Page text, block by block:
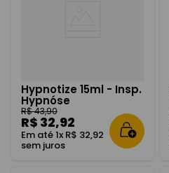
Hypnotize 15ml - Insp.
Hypnóse
R$43,90
R$ 32,92
Em até1x R$ 32,92
sem juros